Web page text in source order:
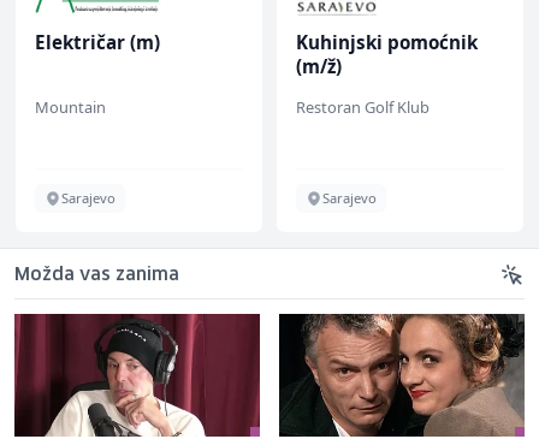
Električar (m)
Mountain
Sarajevo
Kuhinjski pomoćnik
(m/ž)
Restoran Golf Klub
Sarajevo
Možda vas zanima